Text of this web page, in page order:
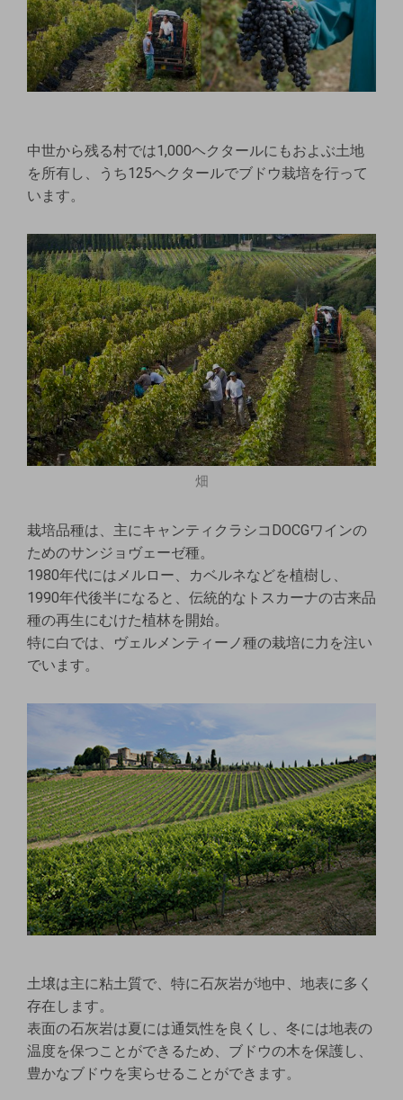
中世から残る村では1,000ヘクタールにもおよぶ土地
を所有し、うち125ヘクタールでブドウ栽培を行って
います。
畑
栽培品種は、主にキャンティクラシコDOCGワインの
ためのサンジョヴェーゼ種。
1980年代にはメルロー、カベルネなどを植樹し、
1990年代後半になると、伝統的なトスカーナの古来品
種の再生にむけた植林を開始。
特に白では、ヴェルメンティーノ種の栽培に力を注い
でいます。
土壌は主に粘土質で、特に石灰岩が地中、地表に多く
存在します。
表面の石灰岩は夏には通気性を良くし、冬には地表の
温度を保つことができるため、ブドウの木を保護し、
豊かなブドウを実らせることができます。